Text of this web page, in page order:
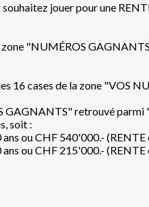
jouer pour une
zone "NUMÉROS
16 cases de la zone "VOS
GAGNANTS" retrouvé parmi
soit :
ou CHF 540'000.-
ou CHF 215'000.-